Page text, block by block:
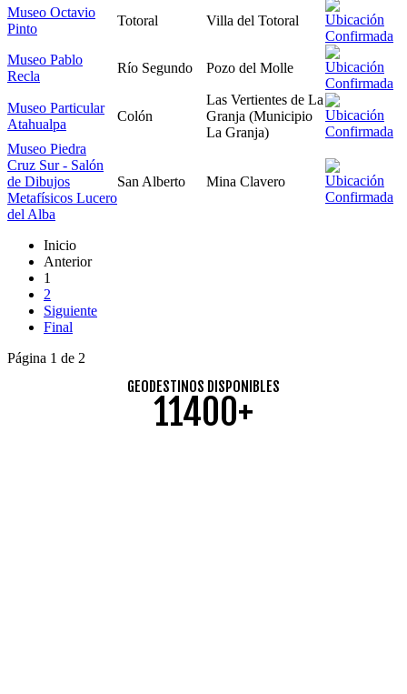
Museo Octavio
Pinto
Totoral Villa del Totoral
Museo Pablo
Recla
Río Segundo Pozo del Molle
Museo Particular
Atahualpa
Colón
Las Vertientes de La
Granja (Municipio
La Granja)
Museo Piedra
Cruz Sur - Salón
de Dibujos
Metafísicos Lucero
del Alba
San Alberto Mina Clavero
Inicio
Anterior
1
2
Siguiente
Final
Página 1 de 2
GEODESTINOS DISPONIBLES
11400+